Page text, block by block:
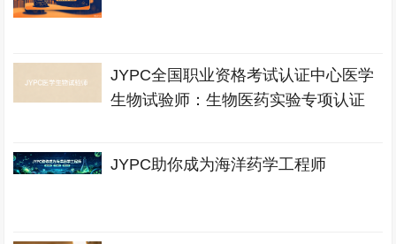
JYPC全国职业资格考试认证中心医学
生物试验师：生物医药实验专项认证
JYPC助你成为海洋药学工程师